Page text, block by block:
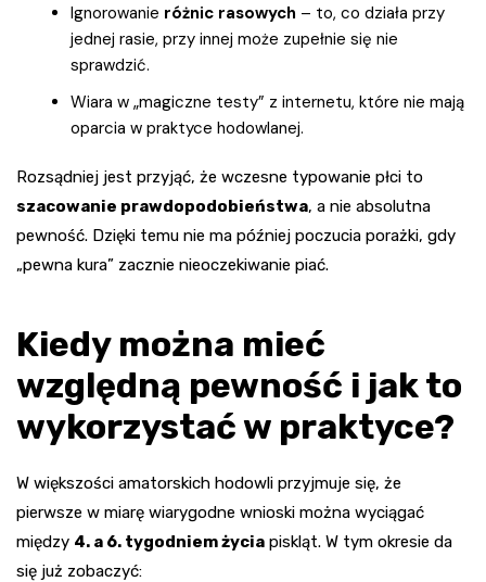
Ignorowanie różnic rasowych – to, co działa przy
jednej rasie, przy innej może zupełnie się nie
sprawdzić.
Wiara w „magiczne testy” z internetu, które nie mają
oparcia w praktyce hodowlanej.
Rozsądniej jest przyjąć, że wczesne typowanie płci to
szacowanie prawdopodobieństwa, a nie absolutna
pewność. Dzięki temu nie ma później poczucia porażki, gdy
„pewna kura” zacznie nieoczekiwanie piać.
Kiedy można mieć
względną pewność i jak to
wykorzystać w praktyce?
W większości amatorskich hodowli przyjmuje się, że
pierwsze w miarę wiarygodne wnioski można wyciągać
między 4. a 6. tygodniem życia piskląt. W tym okresie da
się już zobaczyć: